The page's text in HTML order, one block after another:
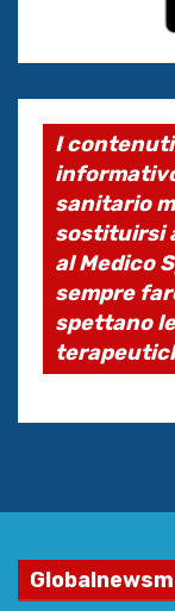
I
sanitario
sostituirsi
al Medico
sempre
spettano